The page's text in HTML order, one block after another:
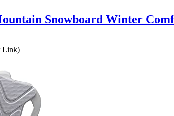
Snowboard Winter
Link)